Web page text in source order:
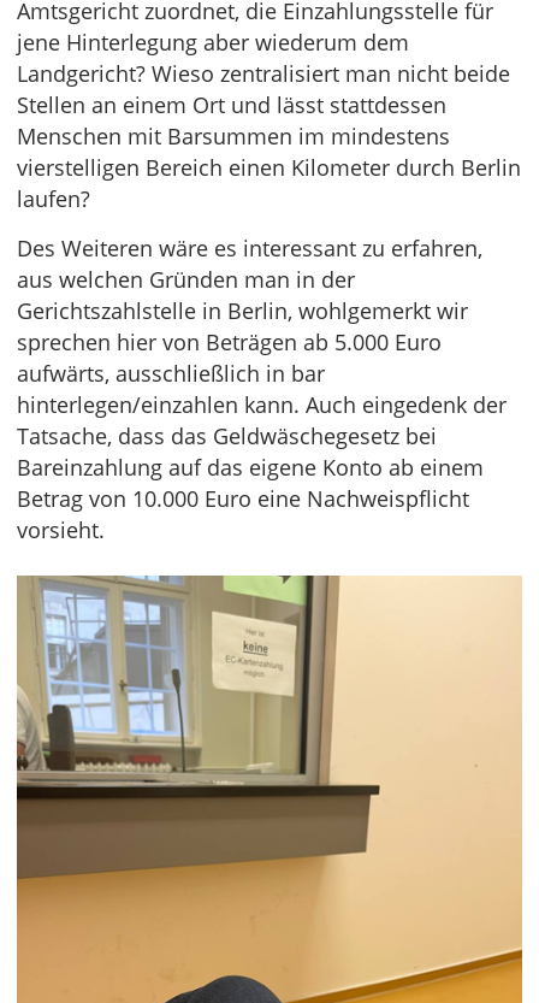
Amtsgericht zuordnet, die Einzahlungsstelle für
jene Hinterlegung aber wiederum dem
Landgericht? Wieso zentralisiert man nicht beide
Stellen an einem Ort und lässt stattdessen
Menschen mit Barsummen im mindestens
vierstelligen Bereich einen Kilometer durch Berlin
laufen?
Des Weiteren wäre es interessant zu erfahren,
aus welchen Gründen man in der
Gerichtszahlstelle in Berlin, wohlgemerkt wir
sprechen hier von Beträgen ab 5.000 Euro
aufwärts, ausschließlich in bar
hinterlegen/einzahlen kann. Auch eingedenk der
Tatsache, dass das Geldwäschegesetz bei
Bareinzahlung auf das eigene Konto ab einem
Betrag von 10.000 Euro eine Nachweispflicht
vorsieht.